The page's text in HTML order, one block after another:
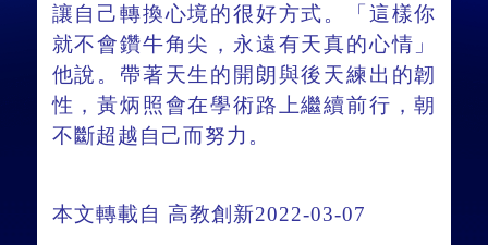
讓自己轉換心境的很好方式。「這樣你
就不會鑽牛角尖，永遠有天真的心情」
他說。帶著天生的開朗與後天練出的韌
性，黃炳照會在學術路上繼續前行，朝
不斷超越自己而努力。
本文轉載自 高教創新2022-03-07